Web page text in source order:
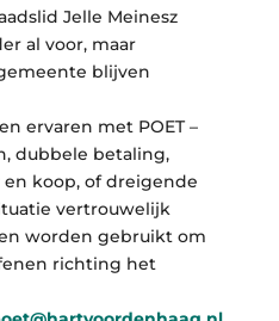
Jelle Meinesz
al voor, maar
blijven
ervaren met POET –
dubbele betaling,
koop, of dreigende
vertrouwelijk
worden gebruikt om
richting het